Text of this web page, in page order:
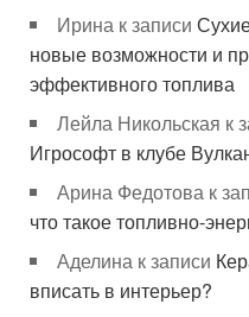
Ирина к записи
новые возможности и
эффективного топлива
Лейла Никольская к
Игрософт в клубе
Арина Федотова к
что такое топливно-
Аделина к записи
вписать в интерьер?